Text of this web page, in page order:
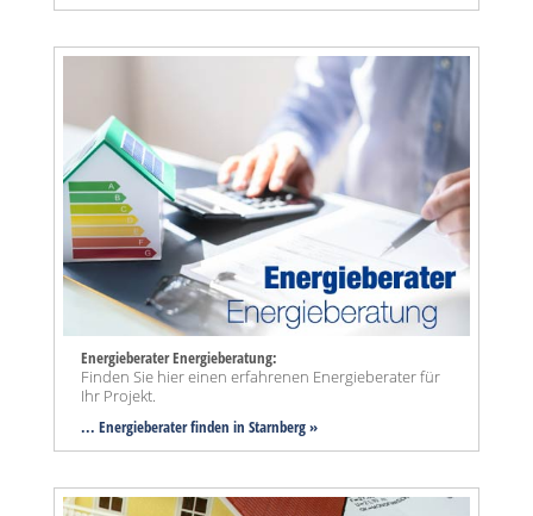
Energieberater Energieberatung:
Finden Sie hier einen erfahrenen Energieberater für
Ihr Projekt.
... Energieberater finden in Starnberg »